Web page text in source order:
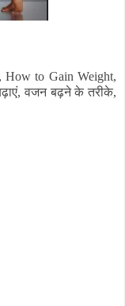
to Gain Weight,
वजन बढ़ने के तरीके,